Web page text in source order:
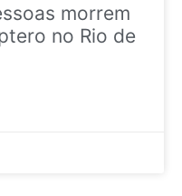
morrem
no Rio de